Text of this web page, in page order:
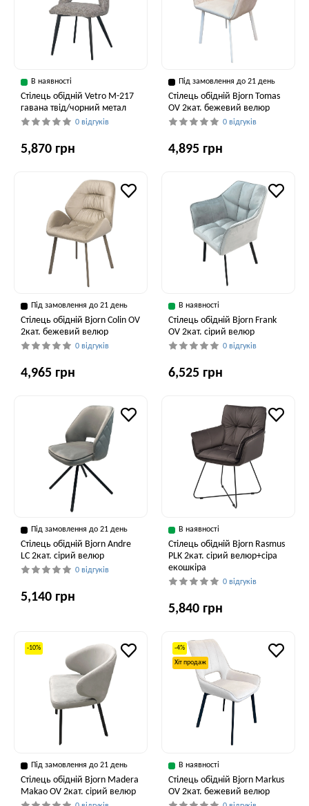
В наявності
Стілець обідній Vetro M-217
гавана твід/чорний метал
0 відгуків
5,870 грн
Під замовлення до 21 день
Стілець обідній Bjorn Tomas
OV 2кат. бежевий велюр
0 відгуків
4,895 грн
Під замовлення до 21 день
Стілець обідній Bjorn Colin OV
2кат. бежевий велюр
0 відгуків
4,965 грн
В наявності
Стілець обідній Bjorn Frank
OV 2кат. сірий велюр
0 відгуків
6,525 грн
Під замовлення до 21 день
Стілець обідній Bjorn Andre
LC 2кат. сірий велюр
0 відгуків
5,140 грн
В наявності
Стілець обідній Bjorn Rasmus
PLK 2кат. сірий велюр+сіра
екошкіра
0 відгуків
5,840 грн
-10%
Під замовлення до 21 день
Стілець обідній Bjorn Madera
Makao OV 2кат. сірий велюр
-4%
Хіт продаж
В наявності
Стілець обідній Bjorn Markus
OV 2кат. бежевий велюр